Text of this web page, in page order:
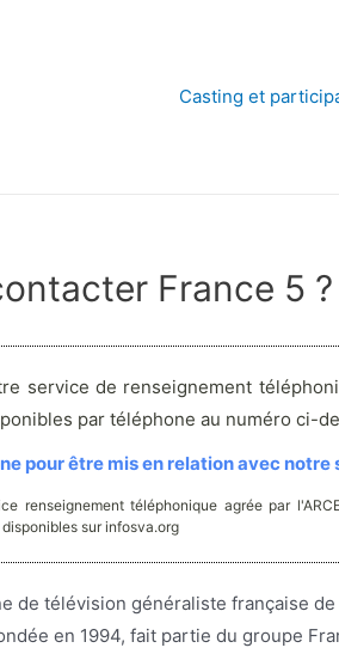
Casting et
France 5 ?
service de renseignement
par téléphone au numéro ci-
pour être mis en relation avec notre
renseignement téléphonique agrée par
sur infosva.org
de télévision généraliste française
en 1994, fait partie du groupe